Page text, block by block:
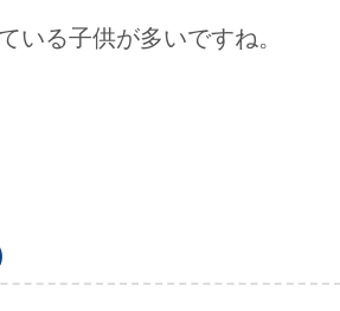
いる子供が多いですね。